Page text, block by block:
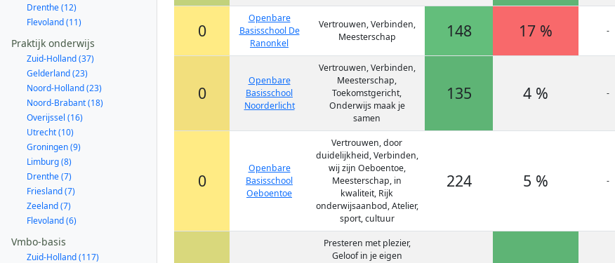
Drenthe (12)
Flevoland (11)
Praktijk onderwijs
Zuid-Holland (37)
Gelderland (23)
Noord-Holland (23)
Noord-Brabant (18)
Overijssel (16)
Utrecht (10)
Groningen (9)
Limburg (8)
Drenthe (7)
Friesland (7)
Zeeland (7)
Flevoland (6)
Vmbo-basis
Zuid-Holland (117)
0
Openbare
Basisschool De
Ranonkel
Vertrouwen, Verbinden,
Meesterschap
148 17 % -
0
Openbare
Basisschool
Noorderlicht
Vertrouwen, Verbinden,
Meesterschap,
Toekomstgericht,
Onderwijs maak je
samen
135 4 % -
0
Openbare
Basisschool
Oeboentoe
Vertrouwen, door
duidelijkheid, Verbinden,
wij zijn Oeboentoe,
Meesterschap, in
kwaliteit, Rijk
onderwijsaanbod, Atelier,
sport, cultuur
224 5 % -
Presteren met plezier,
Geloof in je eigen